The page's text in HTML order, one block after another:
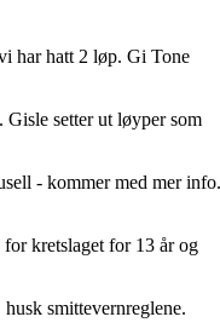
har hatt 2 løp. Gi Tone
setter ut løyper som
- kommer med mer info.
kretslaget for 13 år og
smittevernreglene.